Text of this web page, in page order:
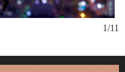
1/11